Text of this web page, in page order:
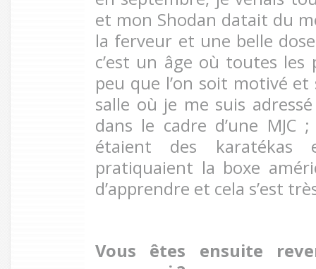
et mon Shodan datait du
la ferveur et une belle
c’est un âge où toutes les
peu que l’on soit motivé
salle où je me suis
dans le cadre d’une MJC
étaient des
pratiquaient la boxe
d’apprendre et cela s’est
Vous êtes ensuite